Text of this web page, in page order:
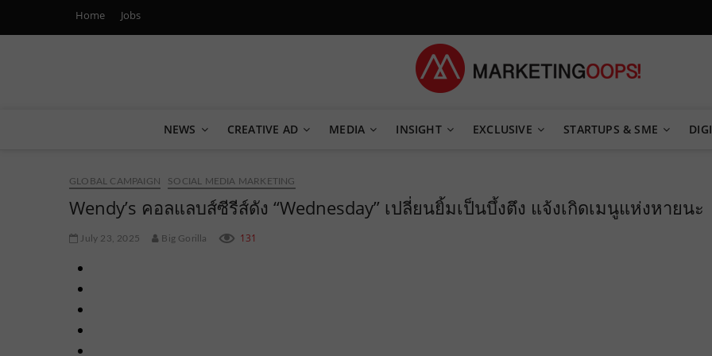
Home Jobs
Marketing Oops!
NEWS CREATIVE AD MEDIA INSIGHT EXCLUSIVE STARTUPS & SME
GLOBAL CAMPAIGN SOCIAL MEDIA MARKETING
Wendy’s คอลแลบส์ซีรีส์ดัง “Wednesday” เปลี่ยนยิ้มเป็นบึ้งตึง แจ้งเกิดเมนูแห่งหายนะ
July 23, 2025 Big Gorilla 131